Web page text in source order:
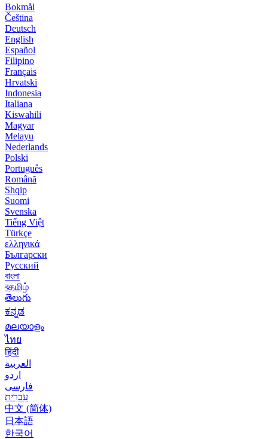
Bokmål
Čeština
Deutsch
English
Español
Filipino
Français
Hrvatski
Indonesia
Italiana
Kiswahili
Magyar
Melayu
Nederlands
Polski
Português
Română
Shqip
Suomi
Svenska
Tiếng Việt
Türkçe
ελληνικά
Български
Русский
বাংলা
বதமிழ்
తెలుగు
ಕನ್ನಡ
മലയാളം
ไทย
हिंदी
العربية
اردو
فارسی
עִברִית
中文 (简体)
日本語
한국어